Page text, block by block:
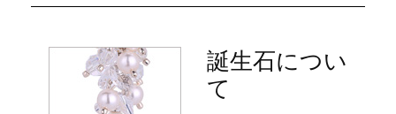
誕生石につい
て